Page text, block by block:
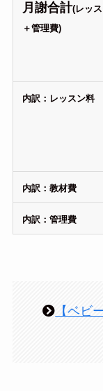
月謝合計(レッ
＋管理費)
内訳：レッスン料
内訳：教材費
内訳：管理費
【ベビ